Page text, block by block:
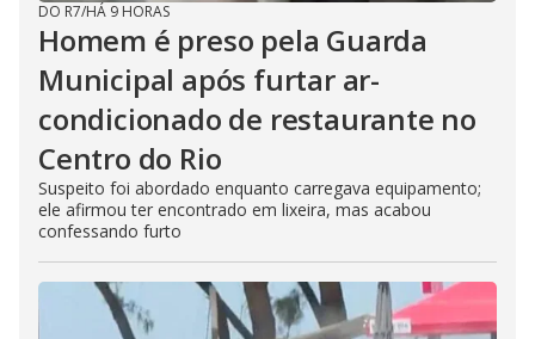
DO R7/HÁ 9 HORAS
Homem é preso pela Guarda
Municipal após furtar ar-
condicionado de restaurante no
Centro do Rio
Suspeito foi abordado enquanto carregava equipamento;
ele afirmou ter encontrado em lixeira, mas acabou
confessando furto